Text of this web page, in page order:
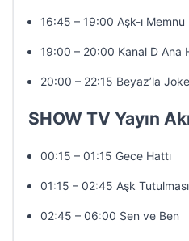
16:45 – 19:00 Aşk-ı Memnu
19:00 – 20:00 Kanal D Ana
20:00 – 22:15 Beyaz’la
SHOW TV Yayın
00:15 – 01:15 Gece Hattı
01:15 – 02:45 Aşk Tutulması
02:45 – 06:00 Sen ve Ben